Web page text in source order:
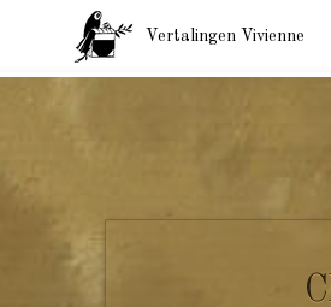
Vertalingen Vivienne
Baudelaire,